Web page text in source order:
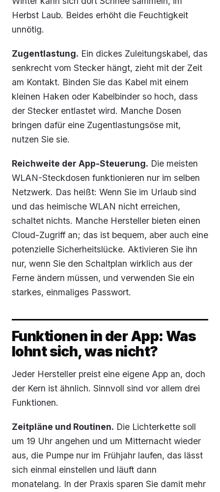
Herbst Laub. Beides erhöht die Feuchtigkeit
unnötig.
Zugentlastung. Ein dickes Zuleitungskabel, das
senkrecht vom Stecker hängt, zieht mit der Zeit
am Kontakt. Binden Sie das Kabel mit einem
kleinen Haken oder Kabelbinder so hoch, dass
der Stecker entlastet wird. Manche Dosen
bringen dafür eine Zugentlastungsöse mit,
nutzen Sie sie.
Reichweite der App-Steuerung. Die meisten
WLAN-Steckdosen funktionieren nur im selben
Netzwerk. Das heißt: Wenn Sie im Urlaub sind
und das heimische WLAN nicht erreichen,
schaltet nichts. Manche Hersteller bieten einen
Cloud-Zugriff an; das ist bequem, aber auch eine
potenzielle Sicherheitslücke. Aktivieren Sie ihn
nur, wenn Sie den Schaltplan wirklich aus der
Ferne ändern müssen, und verwenden Sie ein
starkes, einmaliges Passwort.
Funktionen in der App: Was
lohnt sich, was nicht?
Jeder Hersteller preist eine eigene App an, doch
der Kern ist ähnlich. Sinnvoll sind vor allem drei
Funktionen.
Zeitpläne und Routinen. Die Lichterkette soll
um 19 Uhr angehen und um Mitternacht wieder
aus, die Pumpe nur im Frühjahr laufen, das lässt
sich einmal einstellen und läuft dann
monatelang. In der Praxis sparen Sie damit mehr